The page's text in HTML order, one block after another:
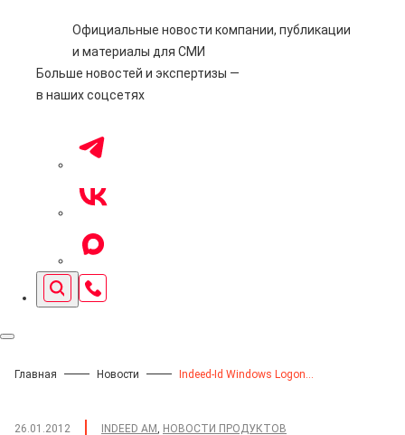
Официальные новости компании, публикации
и материалы для СМИ
Больше новостей и экспертизы —
в наших соцсетях
Главная Новости
26.01.2012 INDEED AM НОВОСТИ ПРОДУКТОВ